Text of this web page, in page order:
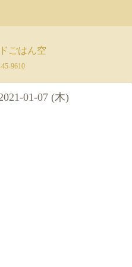
ごはん空
9610
01-07 (木)